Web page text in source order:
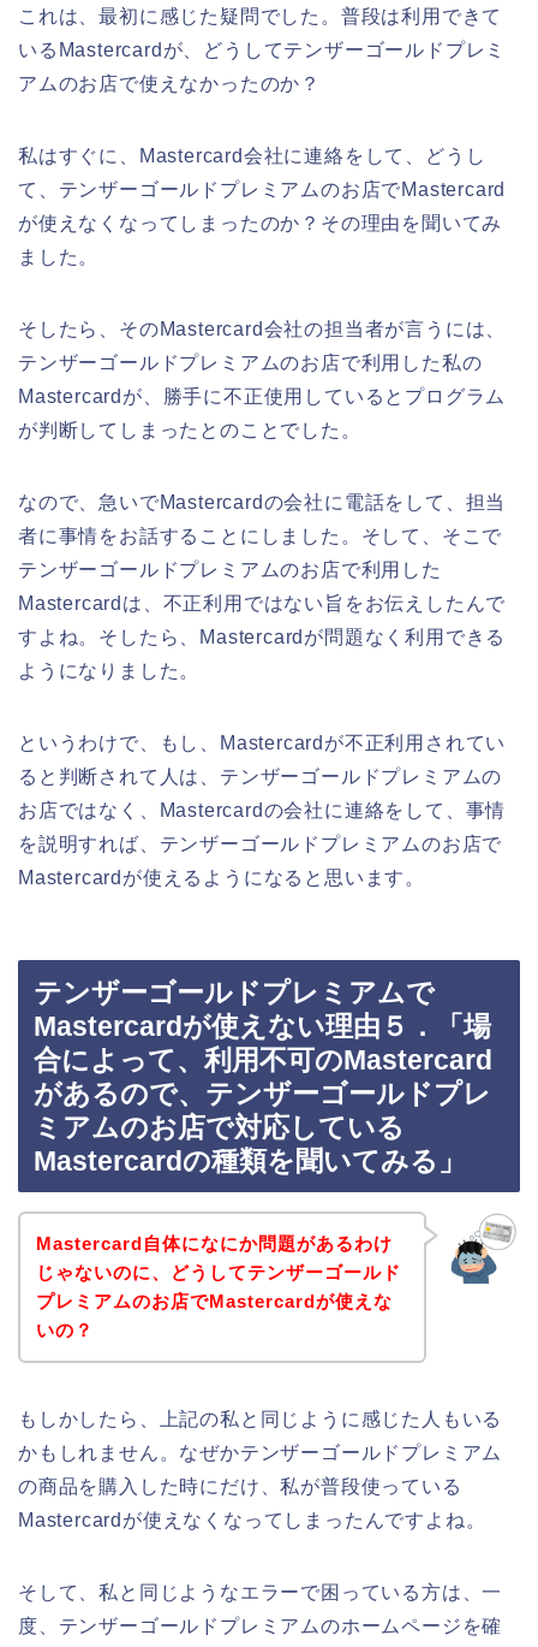
これは、最初に感じた疑問でした。普段は利用できて
いるMastercardが、どうしてテンザーゴールドプレミ
アムのお店で使えなかったのか？
私はすぐに、Mastercard会社に連絡をして、どうし
て、テンザーゴールドプレミアムのお店でMastercard
が使えなくなってしまったのか？その理由を聞いてみ
ました。
そしたら、そのMastercard会社の担当者が言うには、
テンザーゴールドプレミアムのお店で利用した私の
Mastercardが、勝手に不正使用しているとプログラム
が判断してしまったとのことでした。
なので、急いでMastercardの会社に電話をして、担当
者に事情をお話することにしました。そして、そこで
テンザーゴールドプレミアムのお店で利用した
Mastercardは、不正利用ではない旨をお伝えしたんで
すよね。そしたら、Mastercardが問題なく利用できる
ようになりました。
というわけで、もし、Mastercardが不正利用されてい
ると判断されて人は、テンザーゴールドプレミアムの
お店ではなく、Mastercardの会社に連絡をして、事情
を説明すれば、テンザーゴールドプレミアムのお店で
Mastercardが使えるようになると思います。
テンザーゴールドプレミアムで
Mastercardが使えない理由５．「場
合によって、利用不可のMastercard
があるので、テンザーゴールドプレ
ミアムのお店で対応している
Mastercardの種類を聞いてみる」
Mastercard自体になにか問題があるわけ
じゃないのに、どうしてテンザーゴールド
プレミアムのお店でMastercardが使えな
いの？
もしかしたら、上記の私と同じように感じた人もいる
かもしれません。なぜかテンザーゴールドプレミアム
の商品を購入した時にだけ、私が普段使っている
Mastercardが使えなくなってしまったんですよね。
そして、私と同じようなエラーで困っている方は、一
度、テンザーゴールドプレミアムのホームページを確